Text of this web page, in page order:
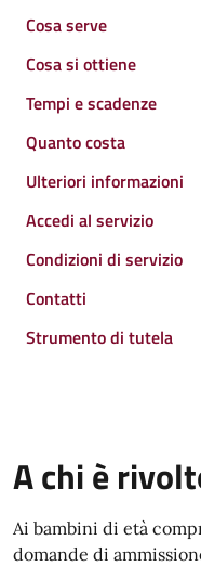
Cosa serve
Cosa si ottiene
Tempi e scadenze
Quanto costa
Ulteriori informazioni
Accedi al servizio
Condizioni di servizio
Contatti
Strumento di tutela
A chi è
Ai bambini di età
domande di